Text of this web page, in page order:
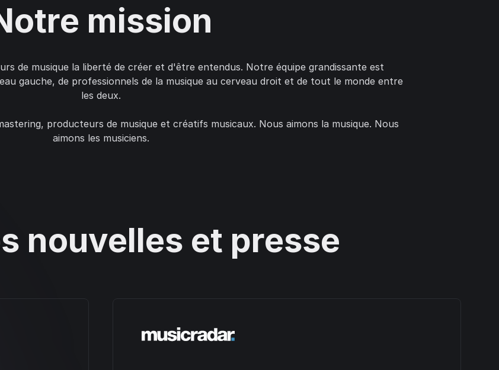
mission
de musique la liberté de créer et d'être entendus. Notre équipe grandissante est
gauche, de professionnels de la musique au cerveau droit et de tout le monde entre
les deux.
producteurs de musique et créatifs musicaux. Nous aimons la musique. Nous
aimons les musiciens.
nouvelles et presse